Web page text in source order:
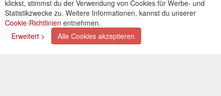
klickst, stimmst du der Verwendung von Cookies für Werbe- und
Statistikzwecke zu. Weitere Informationen, kannst du unserer
Cookie-Richtlinien entnehmen.
Erweitert >
Alle Cookies akzeptieren
Cookies einstellungen
Zahlungsarten